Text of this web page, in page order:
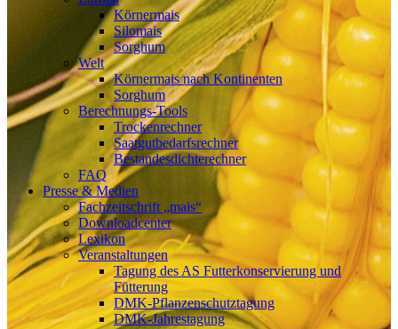
Körnermais
Silomais
Sorghum
Welt
Körnermais nach Kontinenten
Sorghum
Berechnungs-Tools
Trockenrechner
Saatgutbedarfsrechner
Bestandesdichterechner
FAQ
Presse & Medien
Fachzeitschrift „mais“
Downloadcenter
Lexikon
Veranstaltungen
Tagung des AS Futterkonservierung und
Fütterung
DMK-Pflanzenschutztagung
DMK-Jahrestagung